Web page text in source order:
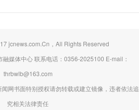
jcnews.com.Cn，All Rights Reserved
媒体中心 联系电话：0356-2025100 E-mail：
thrbwlb@163.com
网书面特别授权请勿转载或建立镜像，违者依法追
究相关法律责任